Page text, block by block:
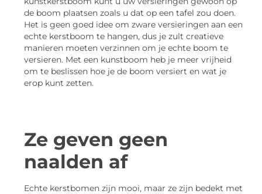
de boom plaatsen zoals u dat op een tafel zou doen.
Het is geen goed idee om zware versieringen aan een
echte kerstboom te hangen, dus je zult creatieve
manieren moeten verzinnen om je echte boom te
versieren. Met een kunstboom heb je meer vrijheid
om te beslissen hoe je de boom versiert en wat je
erop kunt zetten.
Ze geven geen
naalden af
Echte kerstbomen zijn mooi, maar ze zijn bedekt met